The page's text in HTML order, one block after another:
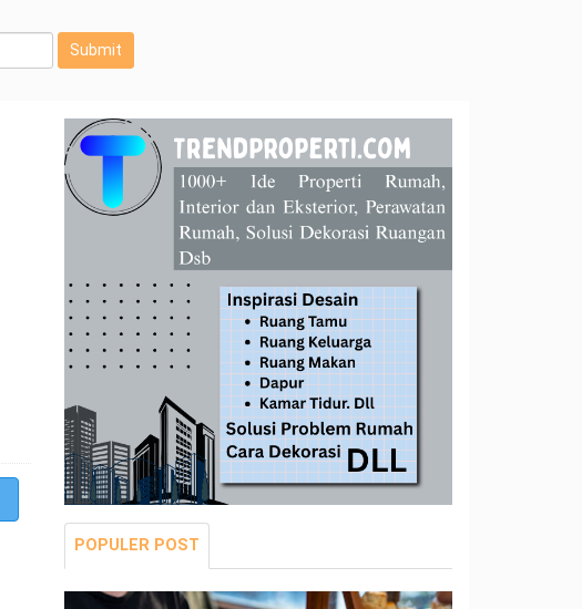
Submit
POPULER POST